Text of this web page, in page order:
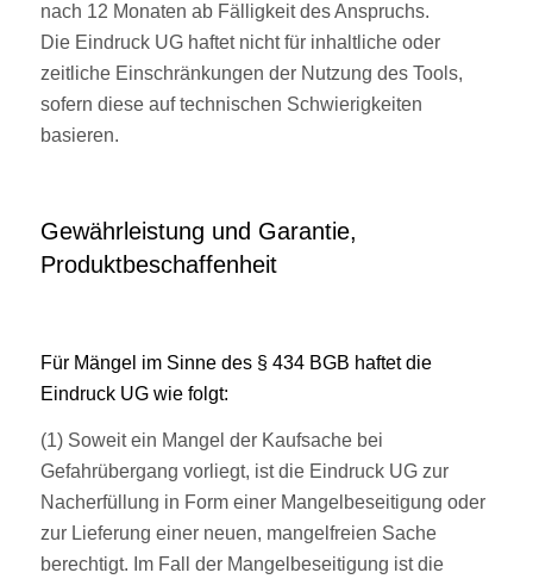
nach 12 Monaten ab Fälligkeit des Anspruchs.
Die Eindruck UG haftet nicht für inhaltliche oder
zeitliche Einschränkungen der Nutzung des Tools,
sofern diese auf technischen Schwierigkeiten
basieren.
Gewährleistung und Garantie,
Produktbeschaffenheit
Für Mängel im Sinne des § 434 BGB haftet die
Eindruck UG wie folgt:
(1) Soweit ein Mangel der Kaufsache bei
Gefahrübergang vorliegt, ist die Eindruck UG zur
Nacherfüllung in Form einer Mangelbeseitigung oder
zur Lieferung einer neuen, mangelfreien Sache
berechtigt. Im Fall der Mangelbeseitigung ist die